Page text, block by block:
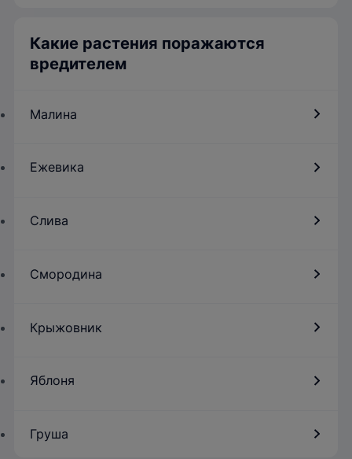
Какие растения поражаются
вредителем
Малина
Ежевика
Слива
Смородина
Крыжовник
Яблоня
Груша